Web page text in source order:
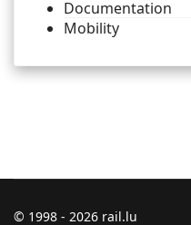
Documentation
Mobility
© 1998 - 2026 rail.lu